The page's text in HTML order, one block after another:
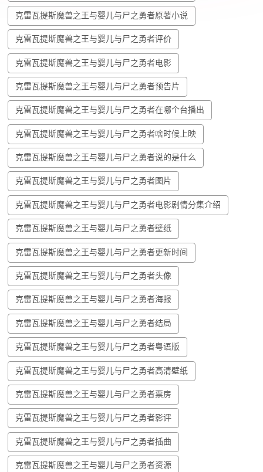
克雷瓦提斯魔兽之王与婴儿与尸之勇者原著小说
克雷瓦提斯魔兽之王与婴儿与尸之勇者评价
克雷瓦提斯魔兽之王与婴儿与尸之勇者电影
克雷瓦提斯魔兽之王与婴儿与尸之勇者预告片
克雷瓦提斯魔兽之王与婴儿与尸之勇者在哪个台播出
克雷瓦提斯魔兽之王与婴儿与尸之勇者啥时候上映
克雷瓦提斯魔兽之王与婴儿与尸之勇者说的是什么
克雷瓦提斯魔兽之王与婴儿与尸之勇者图片
克雷瓦提斯魔兽之王与婴儿与尸之勇者电影剧情分集介绍
克雷瓦提斯魔兽之王与婴儿与尸之勇者壁纸
克雷瓦提斯魔兽之王与婴儿与尸之勇者更新时间
克雷瓦提斯魔兽之王与婴儿与尸之勇者头像
克雷瓦提斯魔兽之王与婴儿与尸之勇者海报
克雷瓦提斯魔兽之王与婴儿与尸之勇者结局
克雷瓦提斯魔兽之王与婴儿与尸之勇者粤语版
克雷瓦提斯魔兽之王与婴儿与尸之勇者高清壁纸
克雷瓦提斯魔兽之王与婴儿与尸之勇者票房
克雷瓦提斯魔兽之王与婴儿与尸之勇者影评
克雷瓦提斯魔兽之王与婴儿与尸之勇者插曲
克雷瓦提斯魔兽之王与婴儿与尸之勇者资源